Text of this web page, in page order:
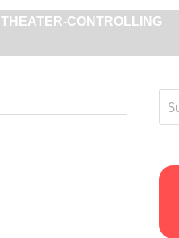
THEATER-CONTROLLING